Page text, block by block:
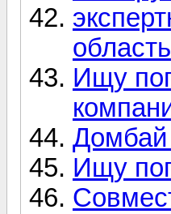
область
Ищу
Ищу